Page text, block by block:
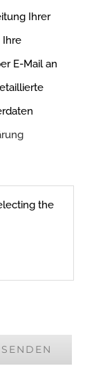
Ihrer
Ihre
E-Mail an
the